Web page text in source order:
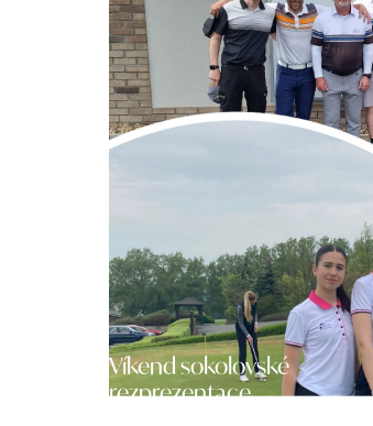
Víkend sokolovské
rezprezentace